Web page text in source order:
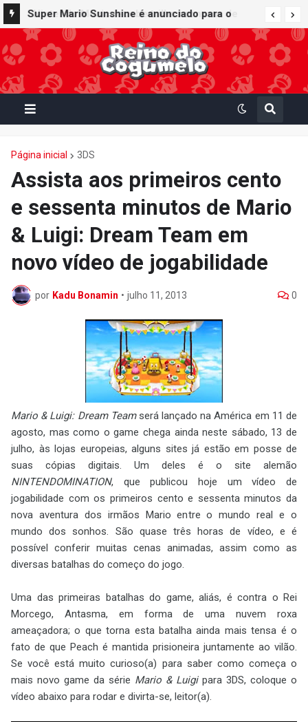
Super Mario Sunshine é anunciado para o
Nintendo GameCube - Nintendo Classics do
Nintendo Switch Online
Página inicial 3DS
Assista aos primeiros cento
e sessenta minutos de Mario
& Luigi: Dream Team em
novo vídeo de jogabilidade
por Kadu Bonamin • julho 11, 2013 0
Mario & Luigi: Dream Teamserá lançado na América em 11 de
agosto, mas como o game chega ainda neste sábado, 13 de
julho, às lojas europeias, alguns sites já estão em posse de
suas cópias digitais. Um deles é o site alemão
NINTENDOMINATION, que publicou hoje um vídeo de
jogabilidade com os primeiros cento e sessenta minutos da
nova aventura dos irmãos Mario entre o mundo real e o
mundo dos sonhos. São quase três horas de vídeo, e é
possível conferir muitas cenas animadas, assim como as
diversas batalhas do começo do jogo.
Uma das primeiras batalhas do game, aliás, é contra o Rei
Morcego, Antasma, em forma de uma nuvem roxa
ameaçadora; o que torna esta batalha ainda mais tensa é o
fato de que Peach é mantida prisioneira juntamente ao vilão.
Se você está muito curioso(a) para saber como começa o
mais novo game da série Mario & Luigipara 3DS, coloque o
vídeo abaixo para rodar e divirta-se, leitor(a).